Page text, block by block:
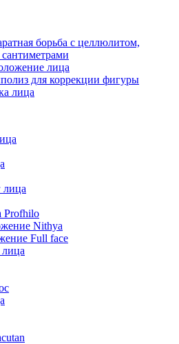
борьба с целлюлитом,
лица
для коррекции фигуры
лица
лица
Profhilo
Nithya
Full face